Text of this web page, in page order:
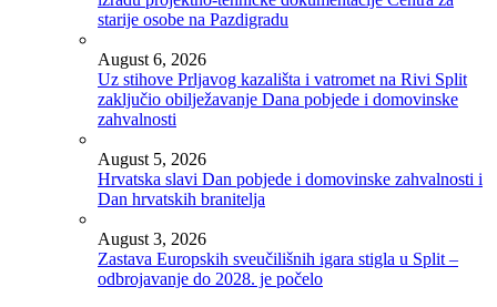
starije osobe na Pazdigradu
August 6, 2026
Uz stihove Prljavog kazališta i vatromet na Rivi Split
zaključio obilježavanje Dana pobjede i domovinske
zahvalnosti
August 5, 2026
Hrvatska slavi Dan pobjede i domovinske zahvalnosti i
Dan hrvatskih branitelja
August 3, 2026
Zastava Europskih sveučilišnih igara stigla u Split –
odbrojavanje do 2028. je počelo